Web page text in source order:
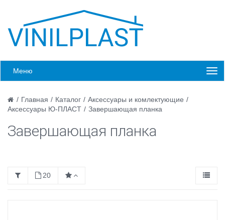
Меню
/ Главная / Каталог / Аксессуары и комлектующие /
Аксессуары Ю-ПЛАСТ / Завершающая планка
Завершающая планка
20